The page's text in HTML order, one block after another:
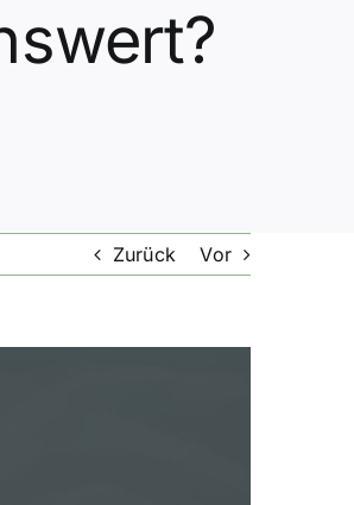
Zurück Vor